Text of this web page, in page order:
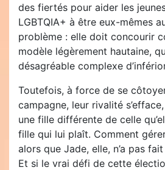
des fiertés pour aider les
LGBTQIA+ à être eux-mêmes
problème : elle doit concourir
modèle légèrement hautaine,
désagréable complexe
Toutefois, à force de se
campagne, leur rivalité
une fille différente de celle
fille qui lui plaît. Comment
alors que Jade, elle, n’a pas
Et si le vrai défi de cette